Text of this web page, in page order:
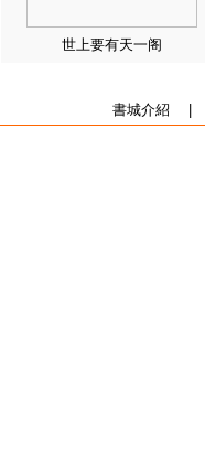
世上要有天一阁
書城介紹